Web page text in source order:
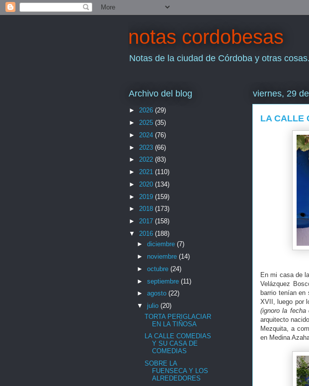
notas cordobesas
Notas de la ciudad de Córdoba y otras cosas.
viernes, 29
LA CALLE
En mi casa de
Velázquez
barrio tenían
XVII, luego por
(ignoro la fecha
arquitecto
Mezquita, a
en Medina
Archivo del blog
► 2026 (29)
► 2025 (35)
► 2024 (76)
► 2023 (66)
► 2022 (83)
► 2021 (110)
► 2020 (134)
► 2019 (159)
► 2018 (173)
► 2017 (158)
▼ 2016 (188)
► diciembre (7)
► noviembre (14)
► octubre (24)
► septiembre (11)
► agosto (22)
▼ julio (20)
TORTA PERIGLACIAR
EN LA TIÑOSA
LA CALLE COMEDIAS
Y SU CASA DE
COMEDIAS
SOBRE LA
FUENSECA Y LOS
ALREDEDORES